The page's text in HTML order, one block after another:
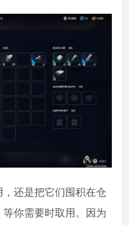
还是把它们囤积在仓
你需要时取用。因为